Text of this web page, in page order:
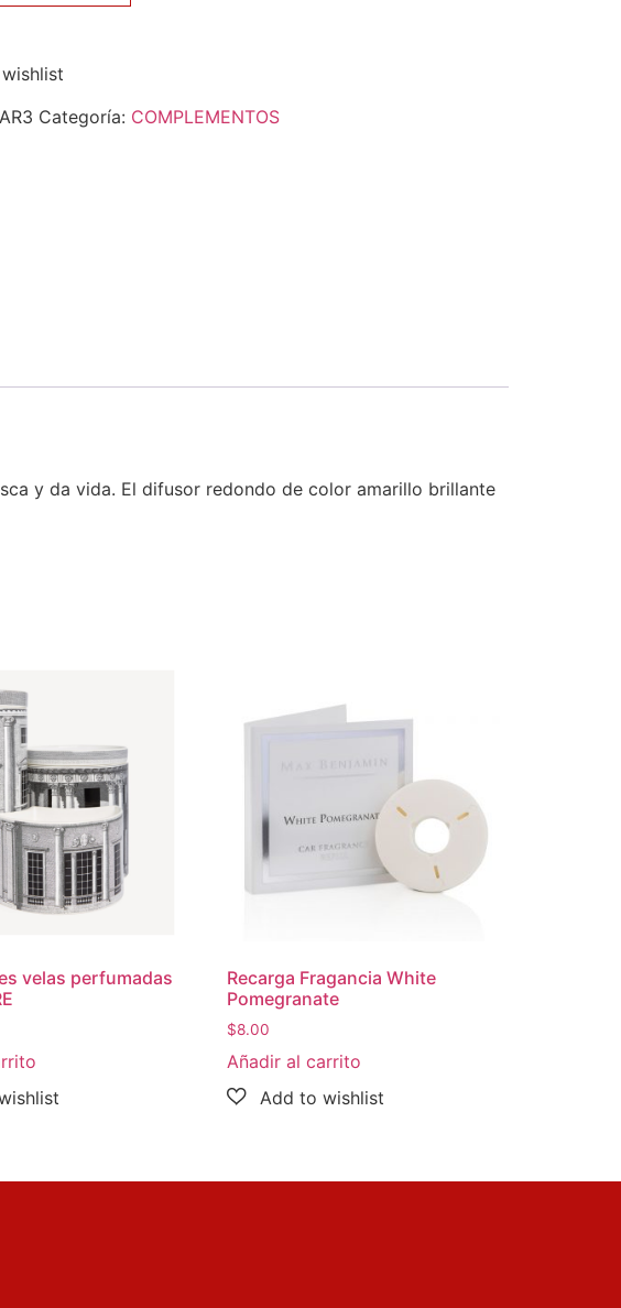
Categoría: COMPLEMENTOS
y da vida. El difusor redondo de color amarillo brillante
velas perfumadas
Recarga Fragancia White
Pomegranate
$8.00
Añadir al carrito